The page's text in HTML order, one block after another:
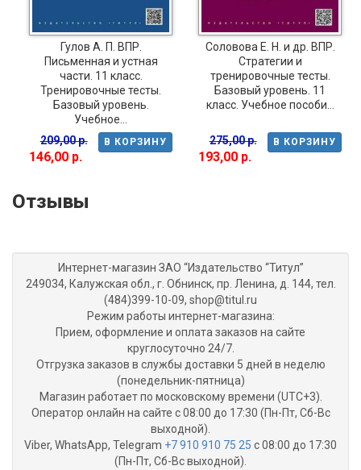
Гулов А. П. ВПР.
Письменная и устная
части. 11 класс.
Тренировочные тесты.
Базовый уровень.
Учебное...
В КОРЗИНУ
209,00 р.
146,00 р.
Соловова Е. Н. и др. ВПР.
Стратегии и
тренировочные тесты.
Базовый уровень. 11
класс. Учебное пособи...
В КОРЗИНУ
275,00 р.
193,00 р.
Отзывы
Интернет-магазин ЗАО “Издательство “Титул”
249034, Калужская обл., г. Обнинск, пр. Ленина, д. 144, тел.
(484)399-10-09, shop@titul.ru
Режим работы интернет-магазина:
Прием, оформление и оплата заказов на сайте
круглосуточно 24/7.
Отгрузка заказов в службы доставки 5 дней в неделю
(понедельник-пятница)
Магазин работает по московскому времени (UTC+3).
Оператор онлайн на сайте с 08:00 до 17:30 (Пн-Пт, Сб-Вс
выходной).
Viber, WhatsApp, Telegram +7 910 910 75 25 с 08:00 до 17:30
(Пн-Пт, Сб-Вс выходной).